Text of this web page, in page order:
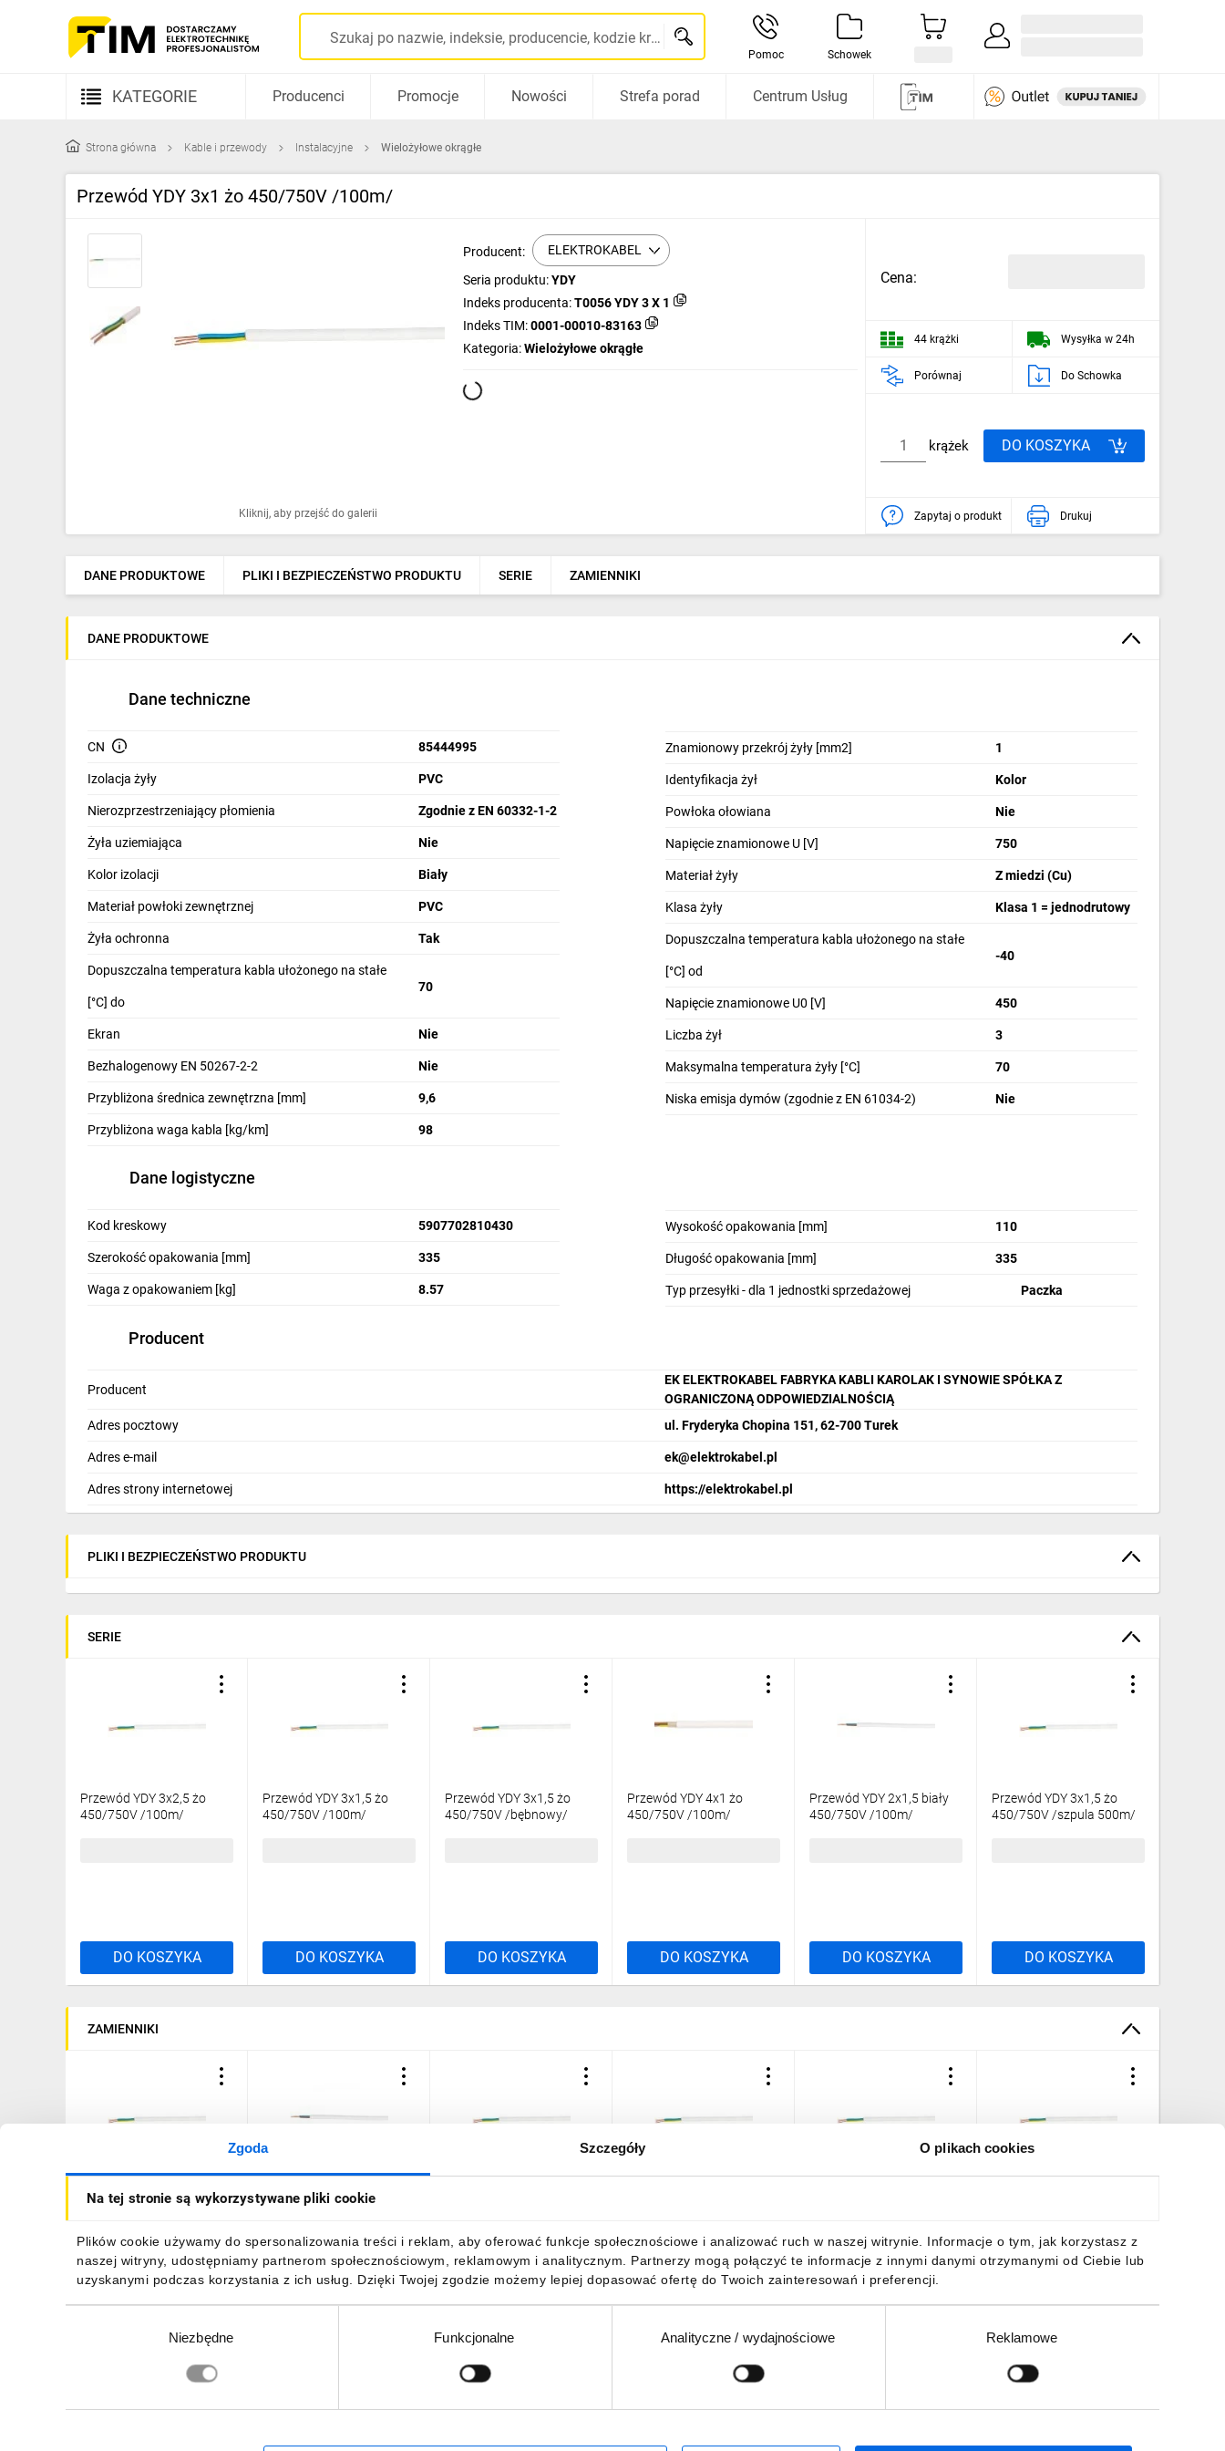
Zgoda Szczegóły O plikach cookies
Na tej stronie są wykorzystywane pliki cookie
Plików cookie używamy do spersonalizowania treści i reklam, aby oferować funkcje społecznościowe i analizować ruch w naszej witrynie. Informacje o tym, jak korzystasz z
naszej witryny, udostępniamy partnerom społecznościowym, reklamowym i analitycznym. Partnerzy mogą połączyć te informacje z innymi danymi otrzymanymi od Ciebie lub
uzyskanymi podczas korzystania z ich usług. Dzięki Twojej zgodzie możemy lepiej dopasować ofertę do Twoich zainteresowań i preferencji.
Niezbędne Funkcjonalne Analityczne / wydajnościowe Reklamowe
Szukaj po nazwie, indeksie, producencie, kodzie kreskowym...
Pomoc Schowek
KATEGORIE
Kable i przewody
Gniazda i łączniki
Ogrzewanie
Elektronarzędzia i mierniki
Dom i ogród
Odzież ochronna i BHP
Inne
Budowa i Remont
Elektronika
Smart home
Wentylacja i rekuperacja
Producenci Promocje Nowości Strefa porad Centrum Usług
Strona główna Kable i przewody Instalacyjne Wielożyłowe okrągłe
Przewód YDY 3x1 żo 450/750V /100m/
Kliknij, aby przejść do galerii
Producent: ELEKTROKABEL
Seria produktu:YDY
Indeks producenta:T0056 YDY 3 X 1
Indeks TIM:0001-00010-83163
Kategoria:Wielożyłowe okrągłe
Cena:
44 krążki Wysyłka w 24h
Porównaj Do Schowka
krążek DO KOSZYKA
Zapytaj o produkt Drukuj
DANE PRODUKTOWE PLIKI I BEZPIECZEŃSTWO PRODUKTU SERIE ZAMIENNIKI
DANE PRODUKTOWE
Dane techniczne
CN 85444995
Izolacja żyły PVC
Nierozprzestrzeniający płomienia Zgodnie z EN 60332-1-2
Żyła uziemiająca Nie
Kolor izolacji Biały
Materiał powłoki zewnętrznej PVC
Żyła ochronna Tak
Dopuszczalna temperatura kabla ułożonego na stałe
[°C] do
70
Ekran Nie
Bezhalogenowy EN 50267-2-2 Nie
Przybliżona średnica zewnętrzna [mm] 9,6
Przybliżona waga kabla [kg/km] 98
Znamionowy przekrój żyły [mm2] 1
Identyfikacja żył Kolor
Powłoka ołowiana Nie
Napięcie znamionowe U [V] 750
Materiał żyły Z miedzi (Cu)
Klasa żyły Klasa 1 = jednodrutowy
Dopuszczalna temperatura kabla ułożonego na stałe
[°C] od
-40
Napięcie znamionowe U0 [V] 450
Liczba żył 3
Maksymalna temperatura żyły [°C] 70
Niska emisja dymów (zgodnie z EN 61034-2) Nie
Dane logistyczne
Kod kreskowy 5907702810430
Szerokość opakowania [mm] 335
Waga z opakowaniem [kg] 8.57
Wysokość opakowania [mm] 110
Długość opakowania [mm] 335
Typ przesyłki - dla 1 jednostki sprzedażowej Paczka
Producent
Producent
EK ELEKTROKABEL FABRYKA KABLI KAROLAK I SYNOWIE SPÓŁKA Z
OGRANICZONĄ ODPOWIEDZIALNOŚCIĄ
Adres pocztowy
ul. Fryderyka Chopina 151, 62-700 Turek
Adres e-mail ek@elektrokabel.pl
Adres strony internetowej https://elektrokabel.pl
PLIKI I BEZPIECZEŃSTWO PRODUKTU
SERIE
Przewód YDY 3x2,5 żo
450/750V /100m/
DO KOSZYKA
Przewód YDY 3x1,5 żo
450/750V /100m/
DO KOSZYKA
Przewód YDY 3x1,5 żo
450/750V /bębnowy/
DO KOSZYKA
Przewód YDY 4x1 żo
450/750V /100m/
DO KOSZYKA
Przewód YDY 2x1,5 biały
450/750V /100m/
DO KOSZYKA
Przewód YDY 3x1,5 żo
450/750V /szpula 500m/
DO KOSZYKA
ZAMIENNIKI
Przewód YDY 3x1 żo
450/750V /50m/
159,18 zł brutto
Przewód YDY 3x1 żo
450/750V /25m/
64,87 zł brutto 1763,60 złbrutto 165,82 złbrutto
DO KOSZYKA
2836,29 zł brutto 168,94 zł brutto
Zapisz się, aby otrzymać informacje o nowościach, promocjach i wyprzedażach ZAPISZ SIĘ